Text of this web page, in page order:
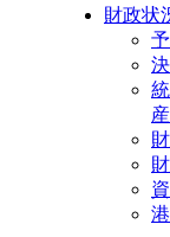
財政状